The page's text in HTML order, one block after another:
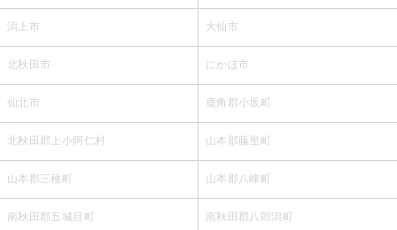
潟上市 大仙市
北秋田市 にかほ市
仙北市 鹿角郡小坂町
北秋田郡上小阿仁村 山本郡藤里町
山本郡三種町 山本郡八峰町
南秋田郡五城目町 南秋田郡八郎潟町